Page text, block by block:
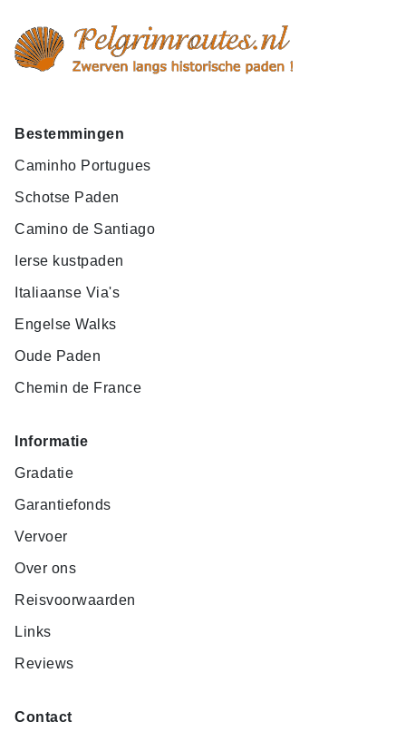
Bestemmingen
Caminho Portugues
Schotse Paden
Camino de Santiago
Ierse kustpaden
Italiaanse Via's
Engelse Walks
Oude Paden
Chemin de France
Informatie
Gradatie
Garantiefonds
Vervoer
Over ons
Reisvoorwaarden
Links
Reviews
Contact